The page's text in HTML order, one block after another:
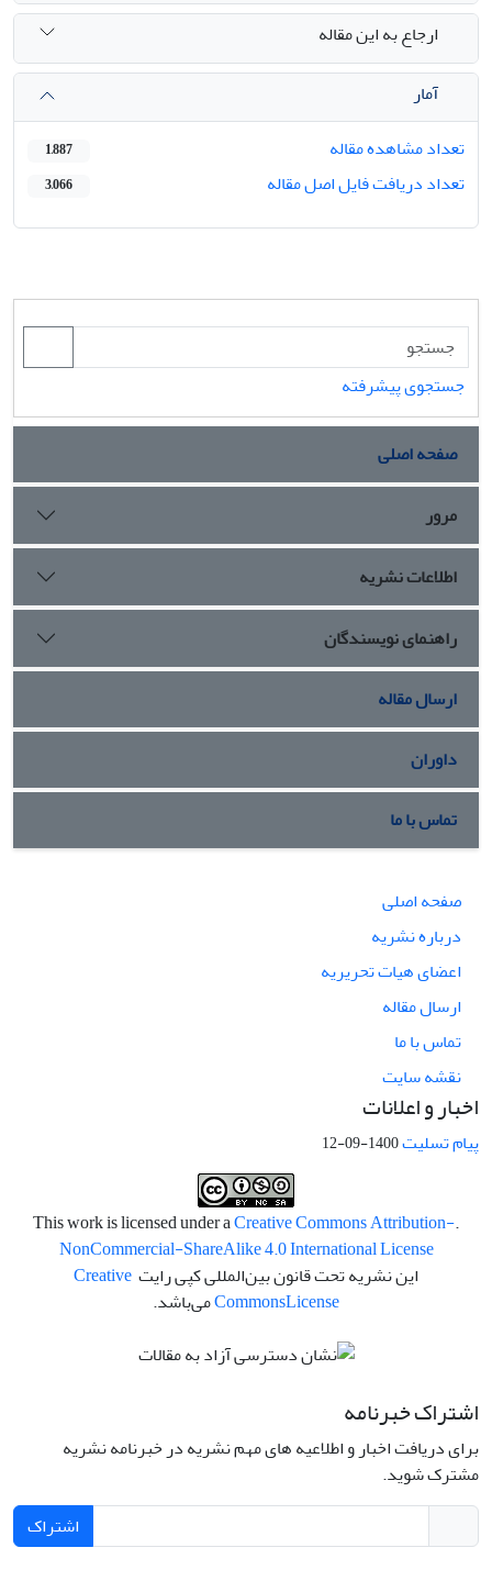
ارجاع به این مقاله
آمار
تعداد مشاهده مقاله
1,887
تعداد دریافت فایل اصل مقاله 3,066
جستجوی پیشرفته
صفحه اصلی
مرور
اطلاعات نشریه
راهنمای نویسندگان
ارسال مقاله
داوران
تماس با ما
صفحه اصلی
درباره نشریه
اعضای هیات تحریریه
ارسال مقاله
تماس با ما
نقشه سایت
اخبار و اعلانات
پیام تسلیت1400-09-12
.This work is licensed under a
Creative Commons Attribution-
NonCommercial-ShareAlike 4.0 International License
این نشریه تحت قانون بین‌المللی کپی رایت Creative
CommonsLicense می‌باشد.
اشتراک خبرنامه
برای دریافت اخبار و اطلاعیه های مهم نشریه در خبرنامه نشریه
مشترک شوید.
اشتراک